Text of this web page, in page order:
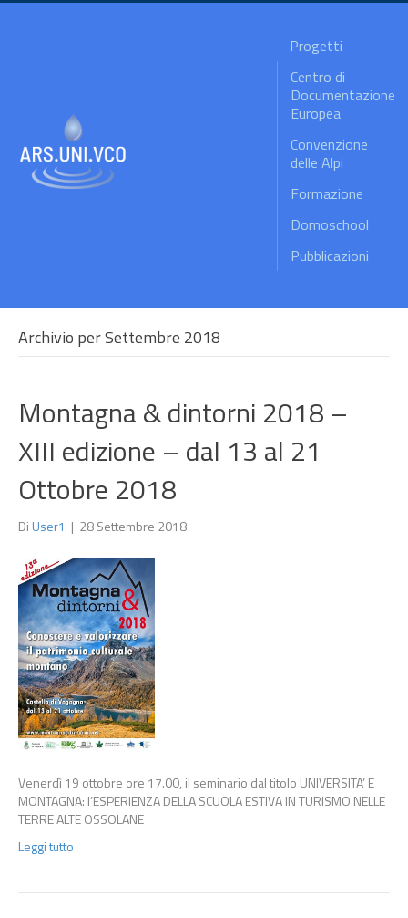
Progetti
Centro di
Documentazione
Europea
Convenzione
delle Alpi
Formazione
Domoschool
Pubblicazioni
Archivio per Settembre 2018
Montagna & dintorni 2018 –
XIII edizione – dal 13 al 21
Ottobre 2018
DiUser1 | 28 Settembre 2018
Venerdì 19 ottobre ore 17.00, il seminario dal titolo UNIVERSITA’ E
MONTAGNA: l’ESPERIENZA DELLA SCUOLA ESTIVA IN TURISMO NELLE
TERRE ALTE OSSOLANE
Leggi tutto